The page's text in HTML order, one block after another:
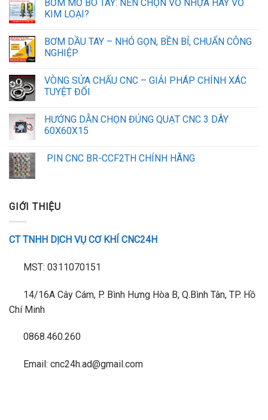
BƠM MỠ BÒ TAY: NÊN CHỌN VỎ NHỰA HAY VỎ
KIM LOẠI?
BƠM DẦU TAY – NHỎ GỌN, BỀN BỈ, CHUẨN CÔNG
NGHIỆP
VÒNG SỬA CHẤU CNC – GIẢI PHÁP CHÍNH XÁC
TUYỆT ĐỐI
HƯỚNG DẪN CHỌN ĐÚNG QUẠT CNC 3 DÂY
60X60X15
PIN CNC BR-CCF2TH CHÍNH HÃNG
GIỚI THIỆU
CT TNHH DỊCH VỤ CƠ KHÍ CNC24H
MST: 0311070151
14/16A Cây Cám, P. Bình Hưng Hòa B, Q.Bình Tân, TP. Hồ
Chí Minh
0868.460.260
Email: cnc24h.ad@gmail.com